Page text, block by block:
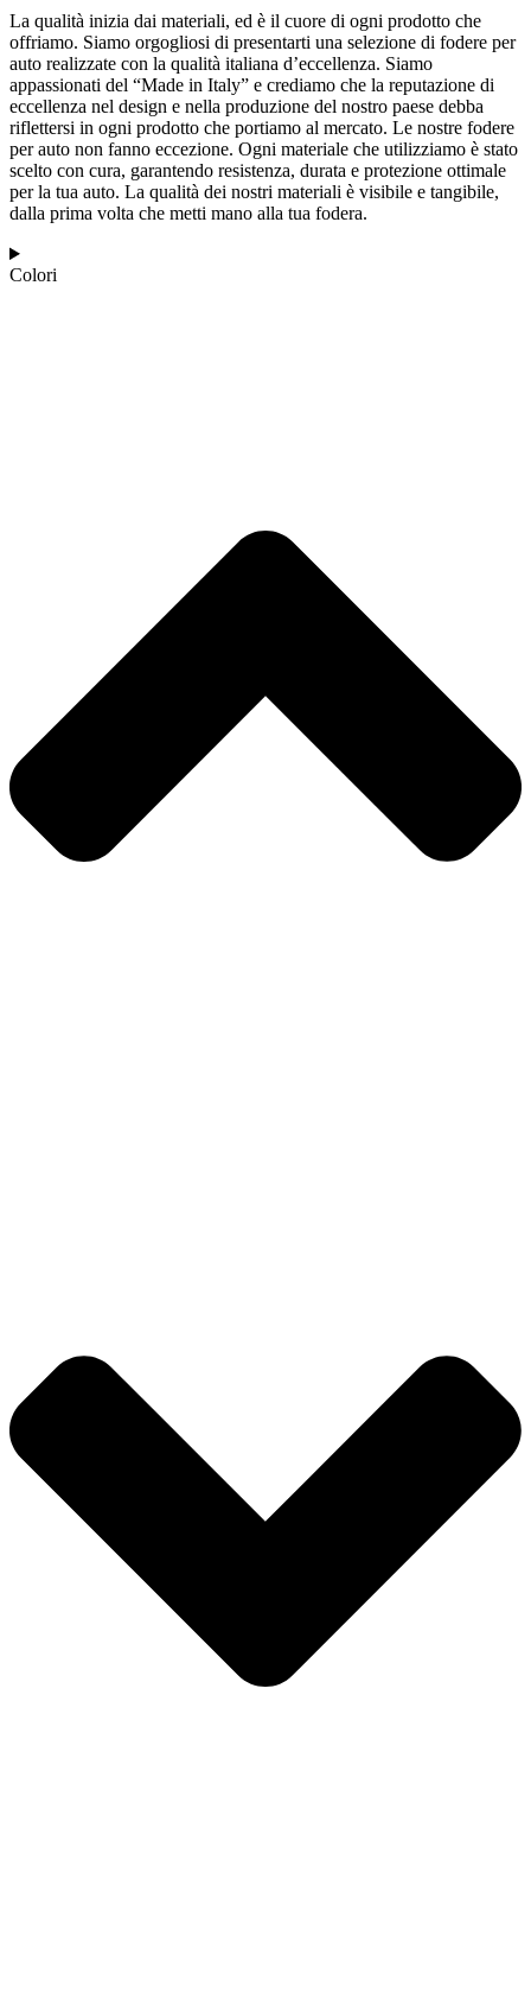
La qualità inizia dai materiali, ed è il cuore di ogni prodotto che
offriamo. Siamo orgogliosi di presentarti una selezione di fodere per
auto realizzate con la qualità italiana d’eccellenza. Siamo
appassionati del “Made in Italy” e crediamo che la reputazione di
eccellenza nel design e nella produzione del nostro paese debba
riflettersi in ogni prodotto che portiamo al mercato. Le nostre fodere
per auto non fanno eccezione. Ogni materiale che utilizziamo è stato
scelto con cura, garantendo resistenza, durata e protezione ottimale
per la tua auto. La qualità dei nostri materiali è visibile e tangibile,
dalla prima volta che metti mano alla tua fodera.
Colori